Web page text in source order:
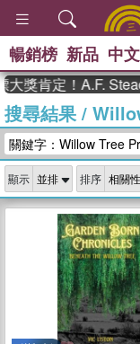
暢銷榜 新品 中文
定！A.F.
搜尋結果/
關鍵字：Willow Tree Pr
顯示 排序